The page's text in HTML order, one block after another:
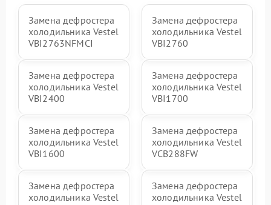
Замена дефростера
холодильника Vestel
VBI2763NFMCI
Замена дефростера
холодильника Vestel
VBI2760
Замена дефростера
холодильника Vestel
VBI2400
Замена дефростера
холодильника Vestel
VBI1700
Замена дефростера
холодильника Vestel
VBI1600
Замена дефростера
холодильника Vestel
VCB288FW
Замена дефростера
холодильника Vestel
Замена дефростера
холодильника Vestel